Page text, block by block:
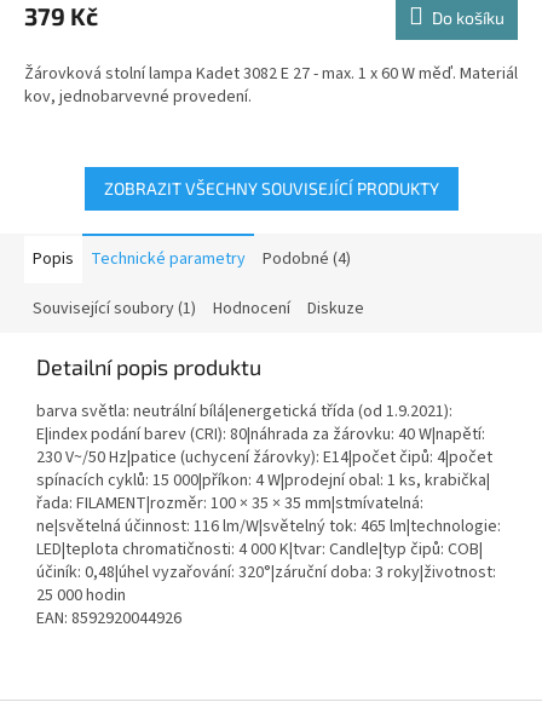
379 Kč Do košíku
Žárovková stolní lampa Kadet 3082 E 27 - max. 1 x 60 W měď. Materiál
kov, jednobarvevné provedení.
ZOBRAZIT VŠECHNY SOUVISEJÍCÍ PRODUKTY
Popis Technické parametry Podobné (4)
Související soubory (1) Hodnocení Diskuze
Detailní popis produktu
barva světla: neutrální bílá|energetická třída (od 1.9.2021):
E|index podání barev (CRI): 80|náhrada za žárovku: 40 W|napětí:
230 V~/50 Hz|patice (uchycení žárovky): E14|počet čipů: 4|počet
spínacích cyklů: 15 000|příkon: 4 W|prodejní obal: 1 ks, krabička|
řada: FILAMENT|rozměr: 100 × 35 × 35 mm|stmívatelná:
ne|světelná účinnost: 116 lm/W|světelný tok: 465 lm|technologie:
LED|teplota chromatičnosti: 4 000 K|tvar: Candle|typ čipů: COB|
účiník: 0,48|úhel vyzařování: 320°|záruční doba: 3 roky|životnost:
25 000 hodin
EAN: 8592920044926